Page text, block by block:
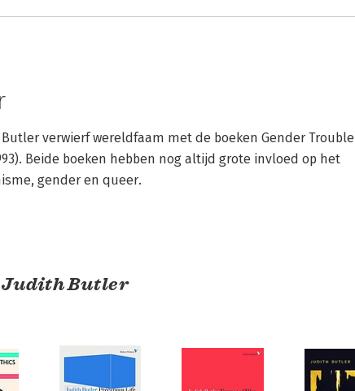
verwierf wereldfaam met de boeken Gender Trouble
Beide boeken hebben nog altijd grote invloed op het
gender en queer.
Judith Butler